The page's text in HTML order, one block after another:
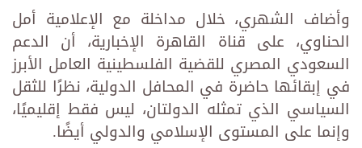
وأضاف الشهري، خلال مداخلة مع الإعلامية أمل
الحناوي، على قناة القاهرة الإخبارية، أن الدعم
السعودي المصري للقضية الفلسطينية العامل الأبرز
في إبقائها حاضرة في المحافل الدولية، نظرًا للثقل
السياسي الذي تمثله الدولتان، ليس فقط إقليميًا،
وإنما على المستوى الإسلامي والدولي أيضًا.